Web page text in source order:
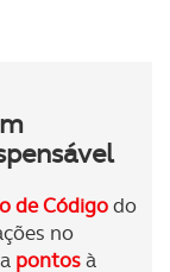
de Códigodo
no
pontosà